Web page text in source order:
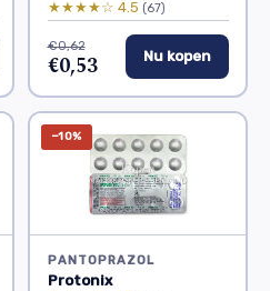
★★★★☆ 4.5 (67)
€0,62
€0,53 Nu kopen
−10%
PANTOPRAZOL
Protonix